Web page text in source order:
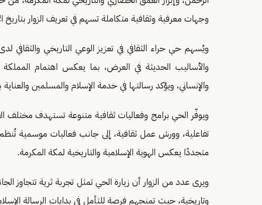
وجهات معرفية وثقافية متكاملة تسهم في تعريف الزوار بتاريخ
ويُسهم حي حراء الثقافي في تعزيز الوعي التاريخي والثقافي
والأساليب الحديثة في العرض، بما يعكس اهتمام المملكة
والإنساني، ويؤكد رسالتها في خدمة الإسلام والمسلمين
ويوفّر الحي برامج وفعاليات ثقافية متنوعة تستهدف
تفاعلية، وورش عمل ثقافية، إلى جانب فعاليات موسمية تُنظم
متجددًا يعكس الهوية الإسلامية والتاريخية لمكة المكرمة.
ويرى عدد من الزوار أن زيارة الحي تمثل تجربة ثرية تتجاوز
وتاريخية، حيث تمنحهم فرصة للتأمل في بدايات الرسالة